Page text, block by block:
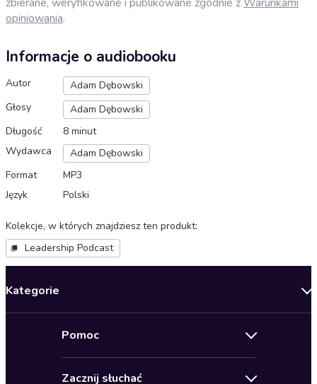
opiniowania.
Informacje o audiobooku
Autor
Adam Dębowski
Głosy
Adam Dębowski
Długość
8 minut
Wydawca
Adam Dębowski
Format
MP3
Język
Polski
Kolekcje, w których znajdziesz ten produkt:
Leadership Podcast
Kategorie
Pomoc
Zacznij słuchać